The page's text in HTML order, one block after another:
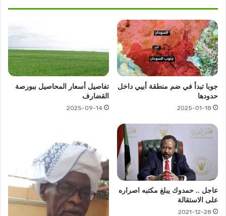
جوبا تبدأ في ضم منطقة أبيي داخل
حدودها
2025-01-18
تفاصيل أسعار المحاصيل ببورصة
القضارف
2025-09-14
عاجل .. حمدوك يبلغ مكتبه اصراره
على الاستقالة
2021-12-28